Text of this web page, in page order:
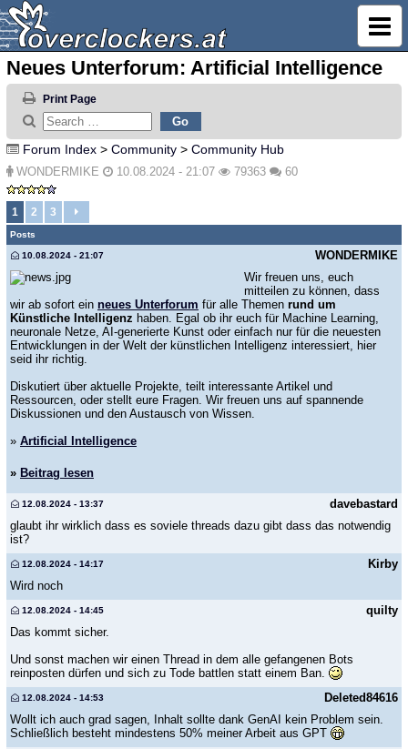
Neues Unterforum: Artificial Intelligence
Print Page
Forum Index > Community > Community Hub
WONDERMIKE 10.08.2024 - 21:07 79363 60
1 2 3
Posts
WONDERMIKE
10.08.2024 - 21:07
Wir freuen uns, euch
mitteilen zu können, dass
wir ab sofort ein neues Unterforum für alle Themen rund um
Künstliche Intelligenz haben. Egal ob ihr euch für Machine Learning,
neuronale Netze, AI-generierte Kunst oder einfach nur für die neuesten
Entwicklungen in der Welt der künstlichen Intelligenz interessiert, hier
seid ihr richtig.
Diskutiert über aktuelle Projekte, teilt interessante Artikel und
Ressourcen, oder stellt eure Fragen. Wir freuen uns auf spannende
Diskussionen und den Austausch von Wissen.
» Artificial Intelligence
» Beitrag lesen
davebastard
12.08.2024 - 13:37
glaubt ihr wirklich dass es soviele threads dazu gibt dass das notwendig
ist?
Kirby
12.08.2024 - 14:17
Wird noch
quilty
12.08.2024 - 14:45
Das kommt sicher.
Und sonst machen wir einen Thread in dem alle gefangenen Bots
reinposten dürfen und sich zu Tode battlen statt einem Ban.
Deleted84616
12.08.2024 - 14:53
Wollt ich auch grad sagen, Inhalt sollte dank GenAI kein Problem sein.
Schließlich besteht mindestens 50% meiner Arbeit aus GPT